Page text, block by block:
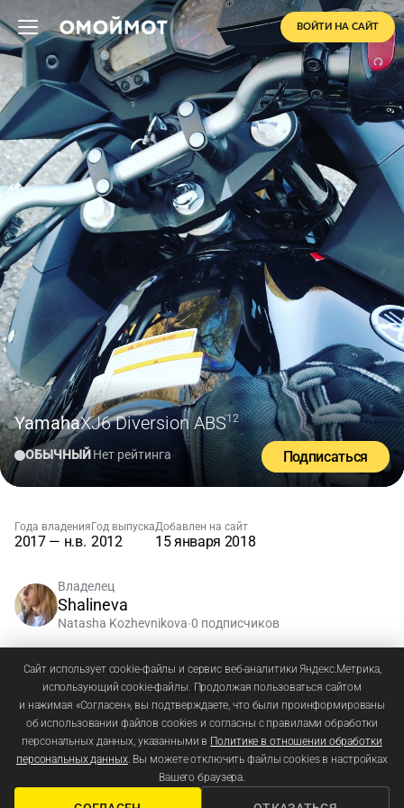
ВОЙТИ НА САЙТ
YamahaXJ6 Diversion ABS'12
ОБЫЧНЫЙНет рейтинга Подписаться
Года владения
2017 — н.в.
Год выпуска
2012
Добавлен на сайт
15 января 2018
Владелец
Shalineva
Natasha Kozhevnikova•0 подписчиков
Зарегистрируйтесьиливойдите, чтобы добавлять
комментарии
Сайт использует cookie-файлы и сервис веб-аналитики Яндекс.Метрика,
использующий cookie-файлы. Продолжая пользоваться сайтом
и нажимая «Согласен», вы подтверждаете, что были проинформированы
об использовании файлов cookies и согласны с правилами обработки
персональных данных, указанными в Политике в отношении обработки
персональных данных. Вы можете отключить файлы cookies в настройках
Вашего браузера.